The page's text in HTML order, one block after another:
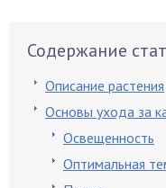
Содержание
Описание растения
Основы ухода за
Освещенность
Оптимальная